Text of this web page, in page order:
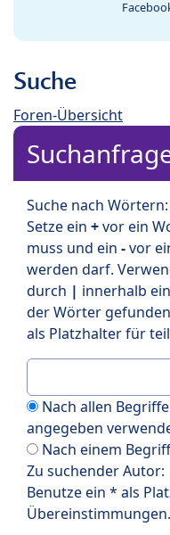
Suche
Foren-Übersicht
Suche nach Wörtern:
Setze ein +vor ein
muss und ein -vor
werden darf.
durch | innerhalb
der Wörter
als Platzhalter für
Nach allen
angegeben
Nach einem
Zu suchender Autor:
Benutze ein * als
Übereinstimmungen.